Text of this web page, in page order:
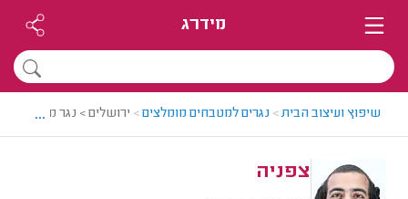
מידרג
שיפוץ ועיצוב הבית> נגרים למטבחים מומלצים> ירושלים > נגר מטבחים
...
צפניה